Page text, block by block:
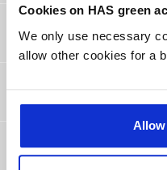
Cookies on HAS green
We only use necessary
allow other cookies for a
Allow
Lesmateriaal
Toelatingseisen
Afronding van de cursus